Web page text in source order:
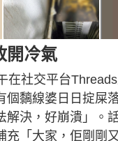
開冷氣
在社交平台
個黐線婆日日掟屎
解決，好崩潰」。
充「大家，佢剛剛